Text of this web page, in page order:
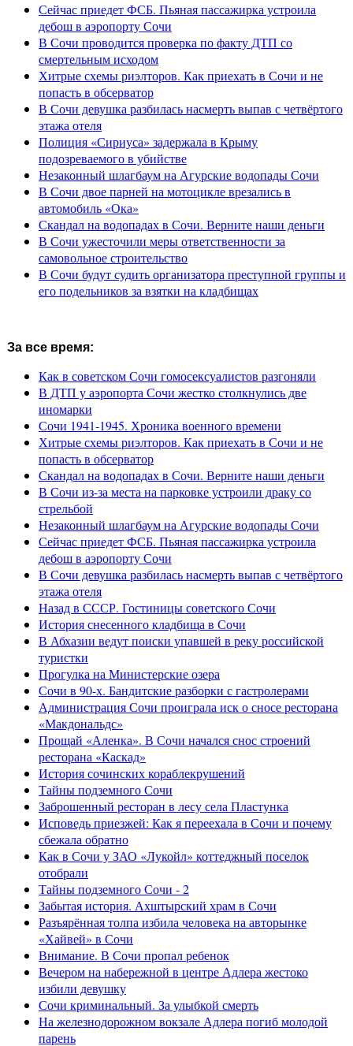
Сейчас приедет ФСБ. Пьяная пассажирка устроила
дебош в аэропорту Сочи
В Сочи проводится проверка по факту ДТП со
смертельным исходом
Хитрые схемы риэлторов. Как приехать в Сочи и не
попасть в обсерватор
В Сочи девушка разбилась насмерть выпав с четвёртого
этажа отеля
Полиция «Сириуса» задержала в Крыму
подозреваемого в убийстве
Незаконный шлагбаум на Агурские водопады Сочи
В Сочи двое парней на мотоцикле врезались в
автомобиль «Ока»
Скандал на водопадах в Сочи. Верните наши деньги
В Сочи ужесточили меры ответственности за
самовольное строительство
В Сочи будут судить организатора преступной группы и
его подельников за взятки на кладбищах
За все время:
Как в советском Сочи гомосексуалистов разгоняли
В ДТП у аэропорта Сочи жестко столкнулись две
иномарки
Сочи 1941-1945. Хроника военного времени
Хитрые схемы риэлторов. Как приехать в Сочи и не
попасть в обсерватор
Скандал на водопадах в Сочи. Верните наши деньги
В Сочи из-за места на парковке устроили драку со
стрельбой
Незаконный шлагбаум на Агурские водопады Сочи
Сейчас приедет ФСБ. Пьяная пассажирка устроила
дебош в аэропорту Сочи
В Сочи девушка разбилась насмерть выпав с четвёртого
этажа отеля
Назад в СССР. Гостиницы советского Сочи
История снесенного кладбища в Сочи
В Абхазии ведут поиски упавшей в реку российской
туристки
Прогулка на Министерские озера
Сочи в 90-х. Бандитские разборки с гастролерами
Администрация Сочи проиграла иск о сносе ресторана
«Макдональдс»
Прощай «Аленка». В Сочи начался снос строений
ресторана «Каскад»
История сочинских кораблекрушений
Тайны подземного Сочи
Заброшенный ресторан в лесу села Пластунка
Исповедь приезжей: Как я переехала в Сочи и почему
сбежала обратно
Как в Сочи у ЗАО «Лукойл» коттеджный поселок
отобрали
Тайны подземного Сочи - 2
Забытая история. Ахштырский храм в Сочи
Разъярённая толпа избила человека на авторынке
«Хайвей» в Сочи
Внимание. В Сочи пропал ребенок
Вечером на набережной в центре Адлера жестоко
избили девушку
Сочи криминальный. За улыбкой смерть
На железнодорожном вокзале Адлера погиб молодой
парень